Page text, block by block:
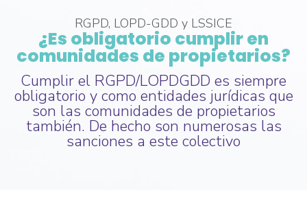
RGPD, LOPD-GDD y LSSICE
¿Es obligatorio cumplir en
comunidades de propietarios?
Cumplir el RGPD/LOPDGDD es siempre
obligatorio y como entidades jurídicas que
son las comunidades de propietarios
también. De hecho son numerosas las
sanciones a este colectivo